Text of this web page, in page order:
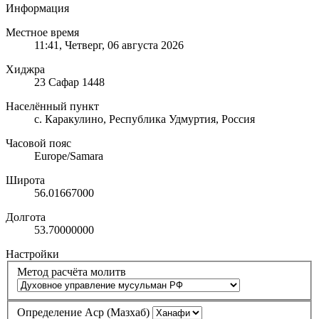
Информация
Местное время
11:41 , Четверг, 06 августа 2026
Хиджра
23 Сафар 1448
Населённый пункт
с. Каракулино, Республика Удмуртия, Россия
Часовой пояс
Europe/Samara
Широта
56.01667000
Долгота
53.70000000
Настройки
Метод расчёта молитв
Определение Аср (Мазхаб)